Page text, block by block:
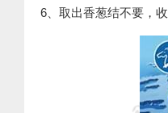
6、取出香葱结不要，收